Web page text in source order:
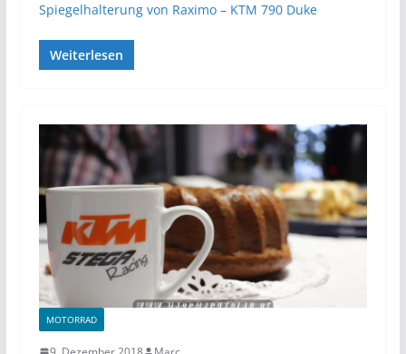
Spiegelhalterung von Raximo – KTM 790 Duke
Weiterlesen
MOTORRAD